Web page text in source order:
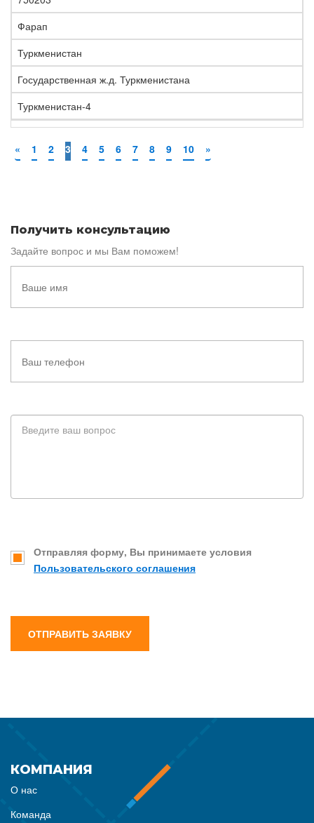
Фарап
Туркменистан
Государственная ж.д. Туркменистана
Туркменистан-4
« 1 2 3 4 5 6 7 8 9 10 »
Получить консультацию
Задайте вопрос и мы Вам поможем!
Отправляя форму, Вы принимаете условия
Пользовательского соглашения
ОТПРАВИТЬ ЗАЯВКУ
КОМПАНИЯ
О нас
Команда